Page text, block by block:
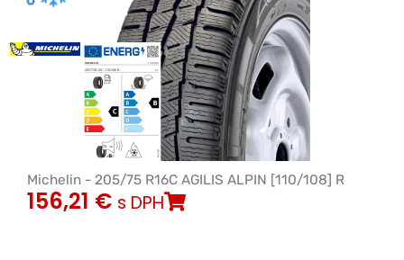
Michelin - 205/75 R16C AGILIS ALPIN [110/108] R
156,21 € s DPH